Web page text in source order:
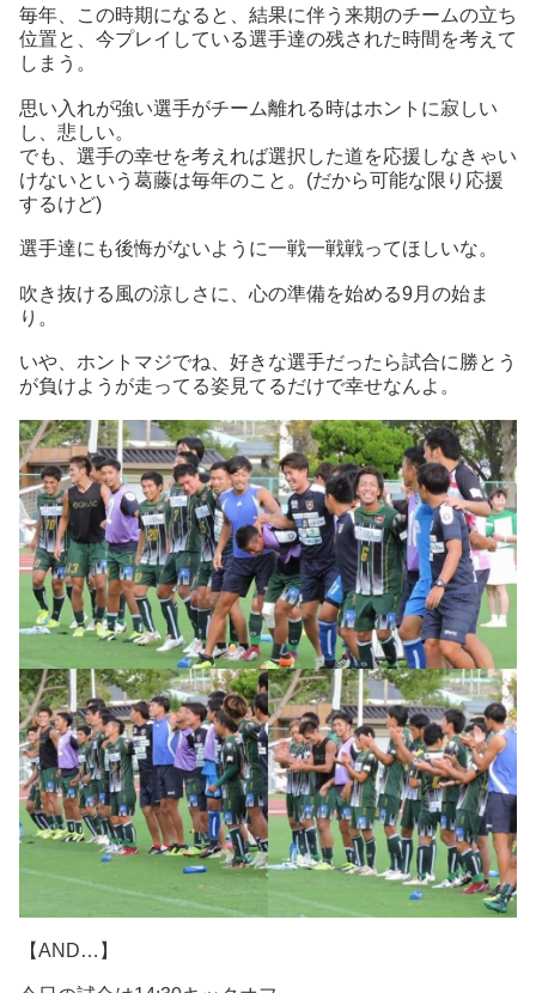
毎年、この時期になると、結果に伴う来期のチームの立ち
位置と、今プレイしている選手達の残された時間を考えて
しまう。
思い入れが強い選手がチーム離れる時はホントに寂しい
し、悲しい。
でも、選手の幸せを考えれば選択した道を応援しなきゃい
けないという葛藤は毎年のこと。(だから可能な限り応援
するけど)
選手達にも後悔がないように一戦一戦戦ってほしいな。
吹き抜ける風の涼しさに、心の準備を始める9月の始ま
り。
いや、ホントマジでね、好きな選手だったら試合に勝とう
が負けようが走ってる姿見てるだけで幸せなんよ。
【AND…】